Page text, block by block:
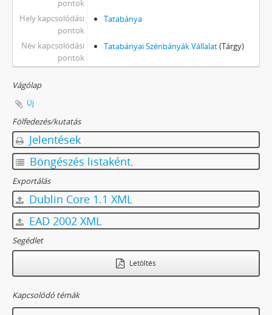
pontok
Hely kapcsolódási
pontok
Tatabánya
Név kapcsolódási
pontok
Tatabányai Szénbányák Vállalat(Tárgy)
Vágólap
Új
Fölfedezés/kutatás
Jelentések
Böngészés listaként.
Exportálás
Dublin Core 1.1 XML
EAD 2002 XML
Segédlet
Letöltés
Kapcsolódó témák